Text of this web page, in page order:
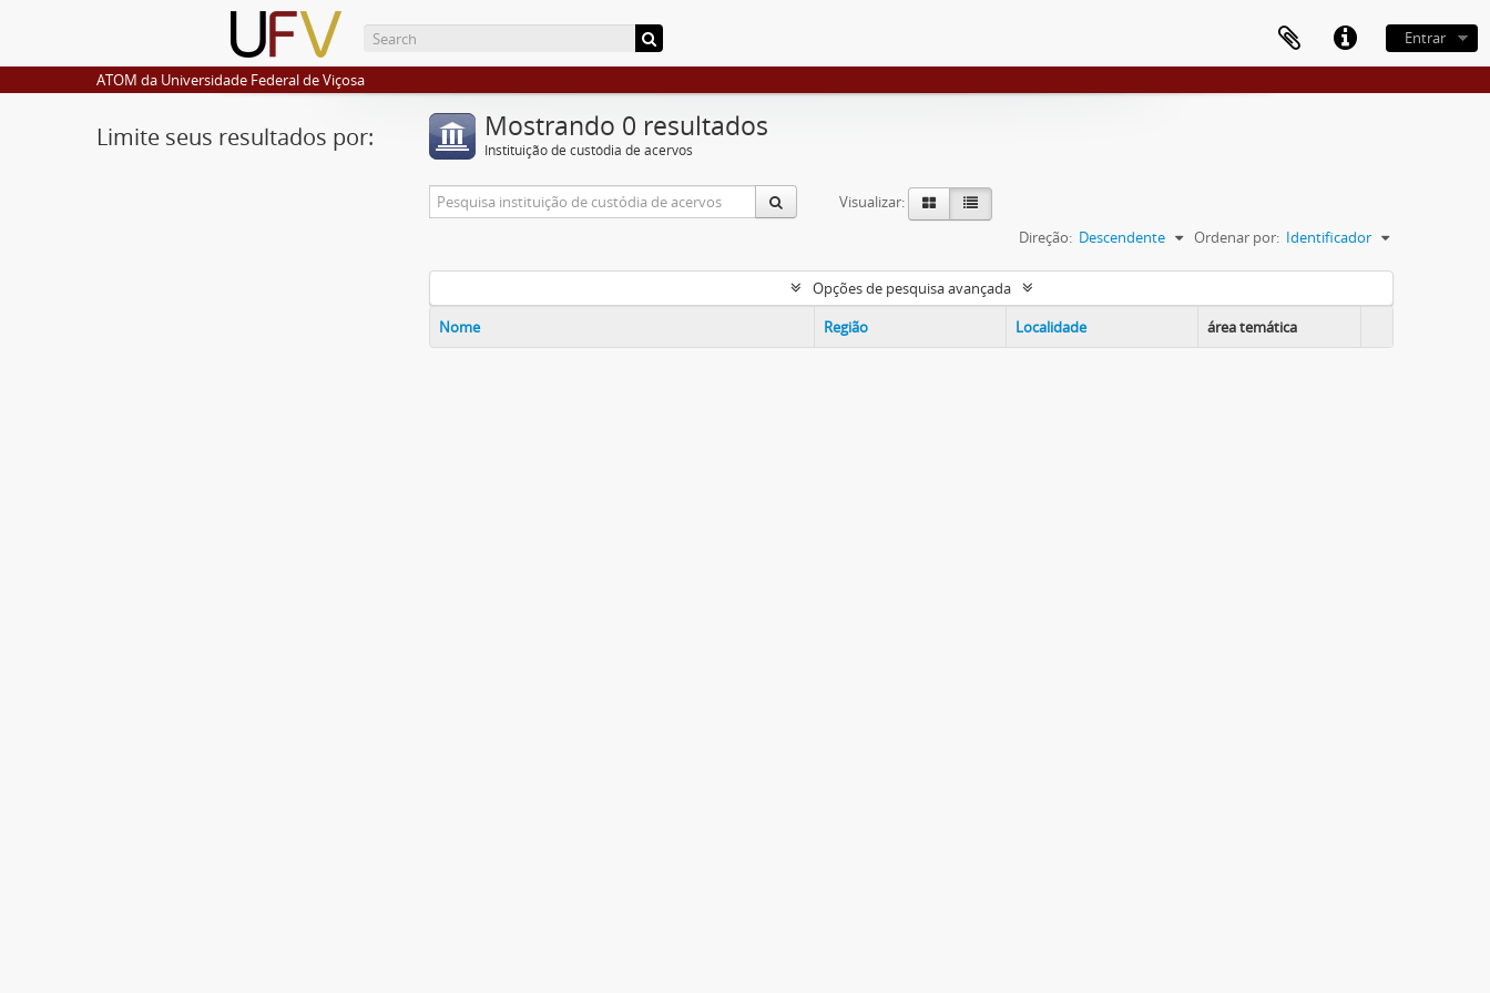
Entrar
ATOM da Universidade Federal de Viçosa
Limite seus resultados por: Mostrando 0 resultados
Instituição de custódia de acervos
Visualizar:
Ordenar por: Identificador
Direção: Descendente
Opções de pesquisa avançada
Nome
Região Localidade área temática